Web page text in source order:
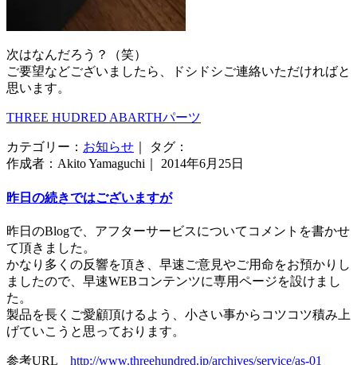
次はなんだろう？（笑）
ご要望などございましたら、ドシドシご連絡いただければと
思います。
THREE HUDRED ABARTHパーツ
カテゴリー： お知らせ ｜ タグ：
作成者：Akito Yamaguchi｜ 2014年6月25日
昨日の続きではございますが
昨日のBlogで、アフターサービスについてコメントを書かせ
て頂きました。
かなり多くの反響を頂き、早速ご意見やご用命をお預かりし
ましたので、早速WEBコンテンツに専用ページを設けまし
た。
製品を長くご愛顧頂けるよう、小さい事からコツコツ積み上
げていこうと思っております。
参考URL http://www.threehundred.jp/archives/service/as-01